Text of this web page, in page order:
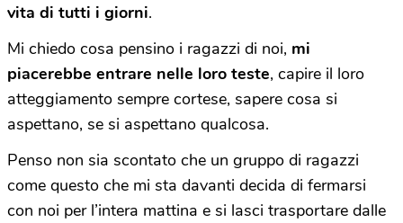
vita di tutti i giorni.
Mi chiedo cosa pensino i ragazzi di noi, mi
piacerebbe entrare nelle loro teste, capire il loro
atteggiamento sempre cortese, sapere cosa si
aspettano, se si aspettano qualcosa.
Penso non sia scontato che un gruppo di ragazzi
come questo che mi sta davanti decida di fermarsi
con noi per l’intera mattina e si lasci trasportare dalle